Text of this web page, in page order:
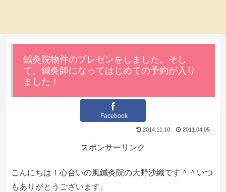
鍼灸院物件のプレゼンをしました。そし
て、鍼灸師になってはじめての予約が入り
ました！
Facebook
2014.11.10 2011.04.05
スポンサーリンク
こんにちは！心合いの風鍼灸院の大野沙織です＾＾いつ
もありがとうございます。